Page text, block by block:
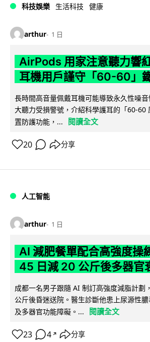
科技娛樂 生活科技 健康
arthur 1 日
AirPods 用家注意聽力響
耳機用戶謹守「60-60」
長時間高音量佩戴耳機可能導致永久性噪
大聽力受損警號，介紹科學護耳的「60-60
置防護功能，...
閱讀全文
20 分享
人工智能
arthur 1 日
AI 減肥餐單配合高強度
45 日減 20 公斤後多器官
成都一名男子跟隨 AI 制訂高強度減脂計劃
公斤後昏迷送院。醫生診斷他患上尿源性
及多器官功能障礙。...
閱讀全文
23 4 ↗ 分享